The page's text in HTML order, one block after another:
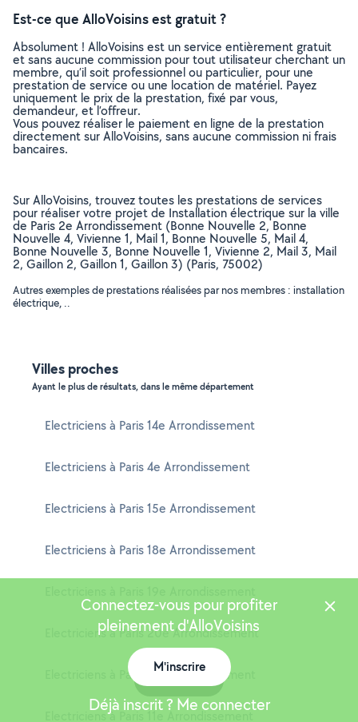
Est-ce que AlloVoisins est gratuit ?
Absolument ! AlloVoisins est un service entièrement gratuit
et sans aucune commission pour tout utilisateur cherchant un
membre, qu’il soit professionnel ou particulier, pour une
prestation de service ou une location de matériel. Payez
uniquement le prix de la prestation, fixé par vous,
demandeur, et l’offreur.
Vous pouvez réaliser le paiement en ligne de la prestation
directement sur AlloVoisins, sans aucune commission ni frais
bancaires.
Sur AlloVoisins, trouvez toutes les prestations de services
pour réaliser votre projet de Installation électrique sur la ville
de Paris 2e Arrondissement (Bonne Nouvelle 2, Bonne
Nouvelle 4, Vivienne 1, Mail 1, Bonne Nouvelle 5, Mail 4,
Bonne Nouvelle 3, Bonne Nouvelle 1, Vivienne 2, Mail 3, Mail
2, Gaillon 2, Gaillon 1, Gaillon 3) (Paris, 75002)
Autres exemples de prestations réalisées par nos membres : installation
électrique, ..
Villes proches
Ayant le plus de résultats, dans le même département
Electriciens à Paris 14e Arrondissement
Electriciens à Paris 4e Arrondissement
Electriciens à Paris 15e Arrondissement
Electriciens à Paris 18e Arrondissement
Electriciens à Paris 20e Arrondissement
Electriciens à Paris 16e Arrondissement
Electriciens à Paris 11e Arrondissement
Connectez-vous pour profiter
pleinement d'AlloVoisins
M'inscrire
Déjà inscrit ? Me connecter